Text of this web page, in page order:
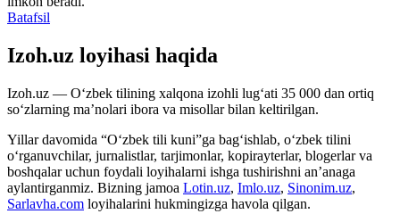
Batafsil
Izoh.uz loyihasi haqida
Izoh.uz — O‘zbek tilining xalqona izohli lug‘ati 35 000 dan ortiq
so‘zlarning ma’nolari ibora va misollar bilan keltirilgan.
Yillar davomida “O‘zbek tili kuni”ga bag‘ishlab, o‘zbek tilini
o‘rganuvchilar, jurnalistlar, tarjimonlar, kopirayterlar, blogerlar va
boshqalar uchun foydali loyihalarni ishga tushirishni an’anaga
aylantirganmiz. Bizning jamoa Lotin.uz, Imlo.uz, Sinonim.uz,
Sarlavha.com loyihalarini hukmingizga havola qilgan.